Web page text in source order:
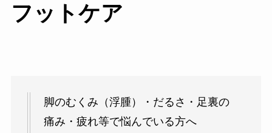
フットケア
脚のむくみ（浮腫）・だるさ・足裏の
痛み・疲れ等で悩んでいる方へ